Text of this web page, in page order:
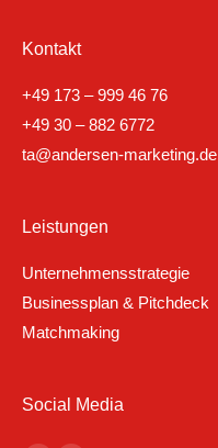
Kontakt
+49 173 – 999 46 76
+49 30 – 882 6772
ta@andersen-marketing.de
Leistungen
Unternehmensstrategie
Businessplan & Pitchdeck
Matchmaking
Social Media